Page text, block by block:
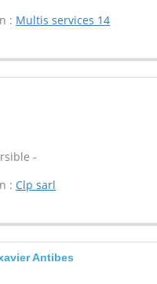
: Multis services 14
-
: Clp sarl
Antibes